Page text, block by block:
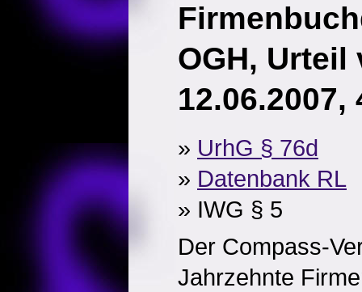
OGH, Urteil
12.06.2007,
» UrhG § 76d
» Datenbank RL
» IWG § 5
Der Compass-
Jahrzehnte